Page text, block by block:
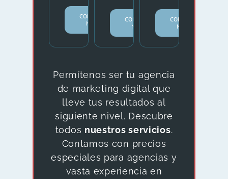
CONOCER
MÁS.
CONOCER
MÁS.
CONOCER
MÁS.
Permítenos ser tu agencia
de marketing digital que
lleve tus resultados al
siguiente nivel. Descubre
todos nuestros servicios.
Contamos con precios
especiales para agencias y
vasta experiencia en